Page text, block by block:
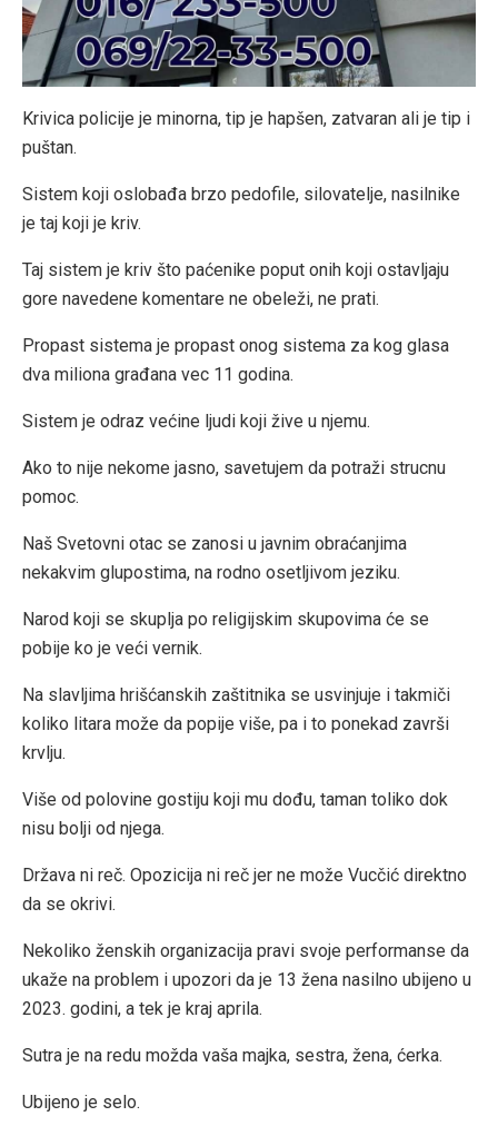
Krivica policije je minorna, tip je hapšen, zatvaran ali je tip i
puštan.
Sistem koji oslobađa brzo pedofile, silovatelje, nasilnike
je taj koji je kriv.
Taj sistem je kriv što paćenike poput onih koji ostavljaju
gore navedene komentare ne obeleži, ne prati.
Propast sistema je propast onog sistema za kog glasa
dva miliona građana vec 11 godina.
Sistem je odraz većine ljudi koji žive u njemu.
Ako to nije nekome jasno, savetujem da potraži strucnu
pomoc.
Naš Svetovni otac se zanosi u javnim obraćanjima
nekakvim glupostima, na rodno osetljivom jeziku.
Narod koji se skuplja po religijskim skupovima će se
pobije ko je veći vernik.
Na slavljima hrišćanskih zaštitnika se usvinjuje i takmiči
koliko litara može da popije više, pa i to ponekad završi
krvlju.
Više od polovine gostiju koji mu dođu, taman toliko dok
nisu bolji od njega.
Država ni reč. Opozicija ni reč jer ne može Vucčić direktno
da se okrivi.
Nekoliko ženskih organizacija pravi svoje performanse da
ukaže na problem i upozori da je 13 žena nasilno ubijeno u
2023. godini, a tek je kraj aprila.
Sutra je na redu možda vaša majka, sestra, žena, ćerka.
Ubijeno je selo.